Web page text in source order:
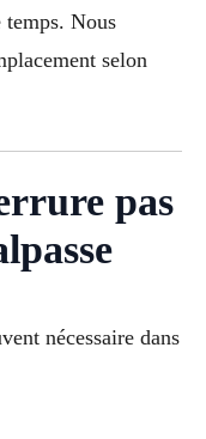
temps. Nous
selon
pas
nécessaire dans